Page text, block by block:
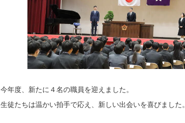
今年度、新たに４名の職員を迎えました。
生徒たちは温かい拍手で応え、新しい出会いを喜びました。